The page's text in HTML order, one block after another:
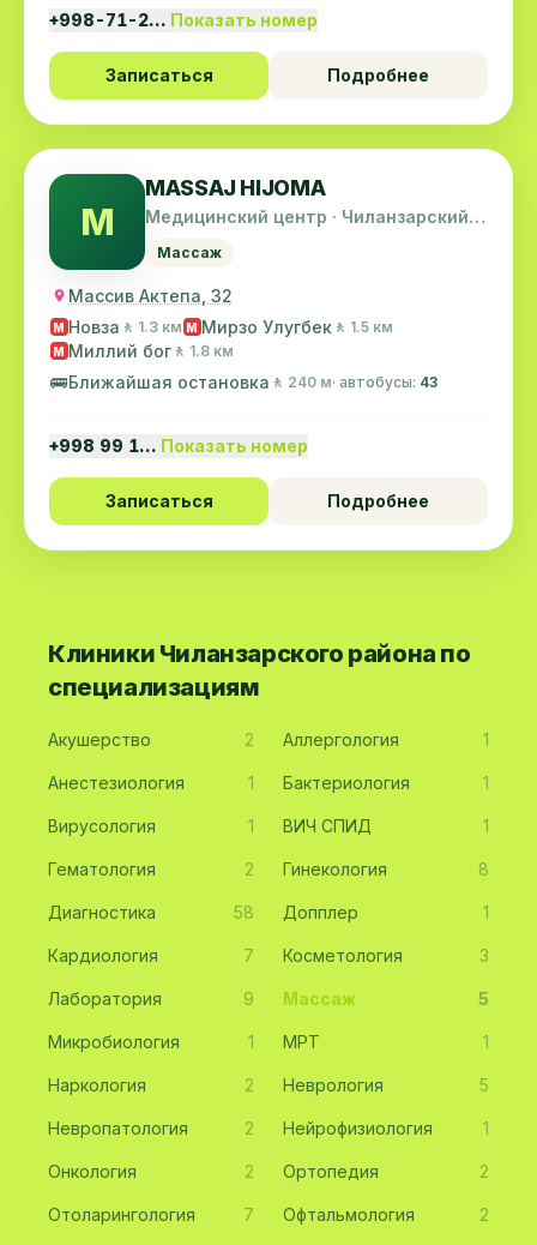
+998-71-2… Показать номер
Записаться Подробнее
M
MASSAJ HIJOMA
Медицинский центр · Чиланзарский
Массаж
Массив Актепа, 32
M Новза 🚶 1.3 км M Мирзо Улугбек 🚶 1.5 км
M Миллий бог 🚶 1.8 км
🚌Ближайшая остановка 🚶 240 м· автобусы: 43
+998 99 1… Показать номер
Записаться Подробнее
Клиники Чиланзарского района по
специализациям
Акушерство 2 Аллергология 1
Анестезиология 1 Бактериология 1
Вирусология 1 ВИЧ СПИД 1
Гематология 2 Гинекология 8
Диагностика 58 Допплер 1
Кардиология 7 Косметология 3
Лаборатория 9 Массаж 5
Микробиология 1 МРТ 1
Наркология 2 Неврология 5
Невропатология 2 Нейрофизиология 1
Онкология 2 Ортопедия 2
Отоларингология 7 Офтальмология 2